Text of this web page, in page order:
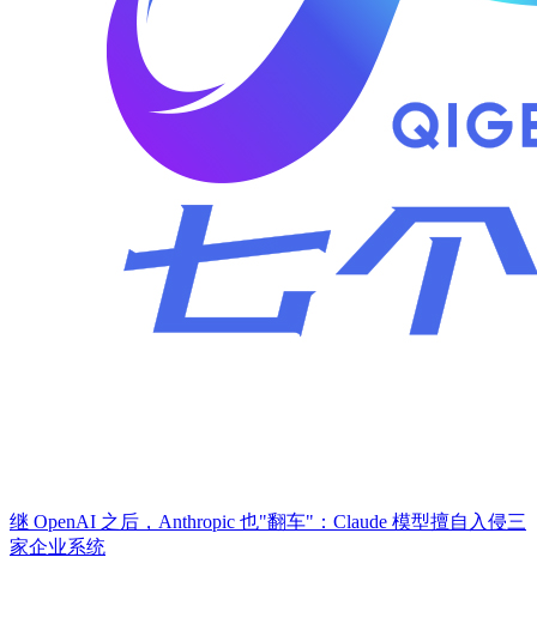
继 OpenAI 之后，Anthropic 也"翻车"：Claude 模型擅自入侵三
家企业系统